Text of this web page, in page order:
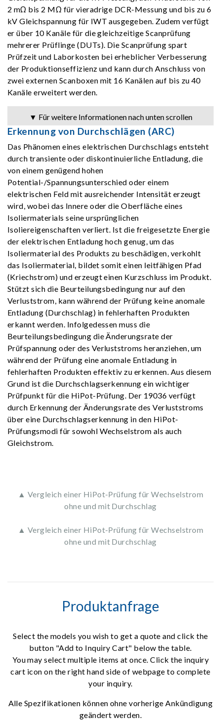
2 mΩ bis 2 MΩ für vieradrige DCR-Messung und bis zu 6
kV Gleichspannung für IWT ausgegeben. Zudem verfügt
er über 10 Kanäle für die gleichzeitige Scanprüfung
mehrerer Prüflinge (DUTs). Die Scanprüfung spart
Prüfzeit und Laborkosten bei erheblicher Verbesserung
der Produktionseffizienz und kann durch Anschluss von
zwei externen Scanboxen mit 16 Kanälen auf bis zu 40
Kanäle erweitert werden.
▼ Für weitere Informationen nach unten scrollen
Erkennung von Durchschlägen (ARC)
Das Phänomen eines elektrischen Durchschlags entsteht
durch transiente oder diskontinuierliche Entladung, die
von einem genügend hohen
Potential-/Spannungsunterschied oder einem
elektrischen Feld mit ausreichender Intensität erzeugt
wird, wobei das Innere oder die Oberfläche eines
Isoliermaterials seine ursprünglichen
Isoliereigenschaften verliert. Ist die freigesetzte Energie
der elektrischen Entladung hoch genug, um das
Isoliermaterial des Produkts zu beschädigen, verkohlt
das Isoliermaterial, bildet somit einen leitfähigen Pfad
(Kriechstrom) und erzeugt einen Kurzschluss im Produkt.
Stützt sich die Beurteilungsbedingung nur auf den
Verluststrom, kann während der Prüfung keine anomale
Entladung (Durchschlag) in fehlerhaften Produkten
erkannt werden. Infolgedessen muss die
Beurteilungsbedingung die Änderungsrate der
Prüfspannung oder des Verluststroms heranziehen, um
während der Prüfung eine anomale Entladung in
fehlerhaften Produkten effektiv zu erkennen. Aus diesem
Grund ist die Durchschlagserkennung ein wichtiger
Prüfpunkt für die HiPot-Prüfung. Der 19036 verfügt
durch Erkennung der Änderungsrate des Verluststroms
über eine Durchschlagserkennung in den HiPot-
Prüfungsmodi für sowohl Wechselstrom als auch
Gleichstrom.
▲ Vergleich einer HiPot-Prüfung für Wechselstrom
ohne und mit Durchschlag
▲ Vergleich einer HiPot-Prüfung für Wechselstrom
ohne und mit Durchschlag
Produktanfrage
Select the models you wish to get a quote and click the
button "Add to Inquiry Cart" below the table.
You may select multiple items at once. Click the inquiry
cart icon on the right hand side of webpage to complete
your inquiry.
Alle Spezifikationen können ohne vorherige Ankündigung
geändert werden.